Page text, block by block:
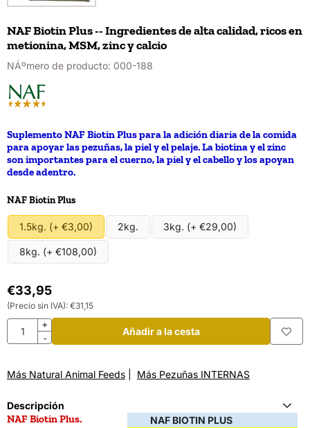
NAF Biotin Plus -- Ingredientes de alta calidad, ricos en
metionina, MSM, zinc y calcio
NÁºmero de producto: 000-188
Suplemento NAF Biotin Plus para la adición diaria de la comida
para apoyar las pezuñas, la piel y el pelaje. La biotina y el zinc
son importantes para el cuerno, la piel y el cabello y los apoyan
desde adentro.
Realiza una selección para
NAF Biotin Plus
1.5kg. (+ €3,00) 2kg. 3kg. (+ €29,00)
8kg. (+ €108,00)
€33,95
(Precio sin IVA): €31,15
Cantidad
+
-
Añadir a la cesta
Más Natural Animal Feeds Más Pezuñas INTERNAS
Descripción
NAF BIOTIN PLUS
NAF Biotin Plus.